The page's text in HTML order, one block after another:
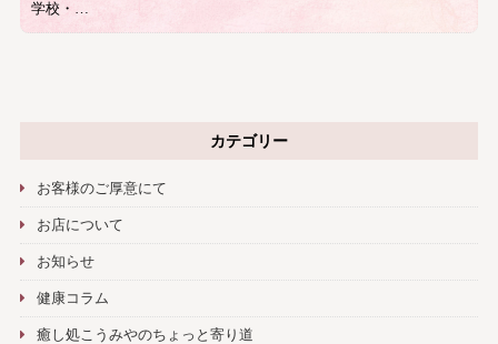
学校・…
カテゴリー
お客様のご厚意にて
お店について
お知らせ
健康コラム
癒し処こうみやのちょっと寄り道